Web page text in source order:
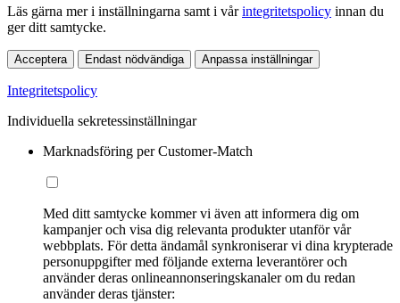
Läs gärna mer i inställningarna samt i vårintegritetspolicy innan du
ger ditt samtycke.
Acceptera Endast nödvändiga Anpassa inställningar
Integritetspolicy
Individuella sekretessinställningar
Marknadsföring per Customer-Match
Med ditt samtycke kommer vi även att informera dig om
kampanjer och visa dig relevanta produkter utanför vår
webbplats. För detta ändamål synkroniserar vi dina krypterade
personuppgifter med följande externa leverantörer och
använder deras onlineannonseringskanaler om du redan
använder deras tjänster: